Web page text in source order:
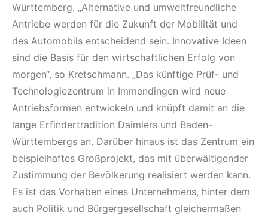
Württemberg. „Alternative und umweltfreundliche
Antriebe werden für die Zukunft der Mobilität und
des Automobils entscheidend sein. Innovative Ideen
sind die Basis für den wirtschaftlichen Erfolg von
morgen“, so Kretschmann. „Das künftige Prüf- und
Technologiezentrum in Immendingen wird neue
Antriebsformen entwickeln und knüpft damit an die
lange Erfindertradition Daimlers und Baden-
Württembergs an. Darüber hinaus ist das Zentrum ein
beispielhaftes Großprojekt, das mit überwältigender
Zustimmung der Bevölkerung realisiert werden kann.
Es ist das Vorhaben eines Unternehmens, hinter dem
auch Politik und Bürgergesellschaft gleichermaßen